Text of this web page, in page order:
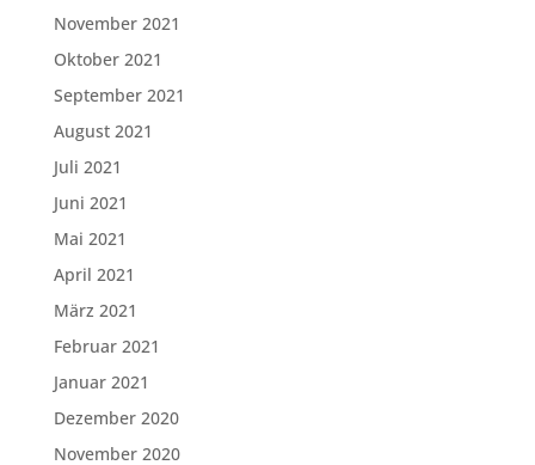
November 2021
Oktober 2021
September 2021
August 2021
Juli 2021
Juni 2021
Mai 2021
April 2021
März 2021
Februar 2021
Januar 2021
Dezember 2020
November 2020